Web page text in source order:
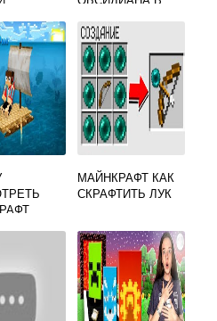
МАЙНКРАФТ КАК
СКРАФТИТЬ ЛУК